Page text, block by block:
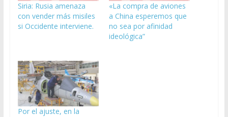
Siria: Rusia amenaza
con vender más misiles
si Occidente interviene.
«La compra de aviones
a China esperemos que
no sea por afinidad
ideológica”
Por el ajuste, en la